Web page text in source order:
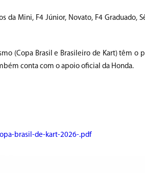
Mini, F4 Júnior, Novato, F4 Graduado,
(Copa Brasil e Brasileiro de Kart) têm o
conta com o apoio oficial da Honda.
brasil-de-kart-2026-.pdf